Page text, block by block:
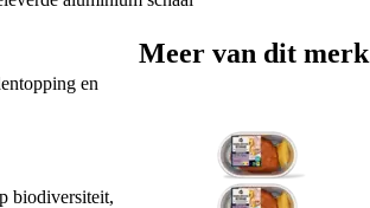
en
biodiversiteit,
Meer van dit merk